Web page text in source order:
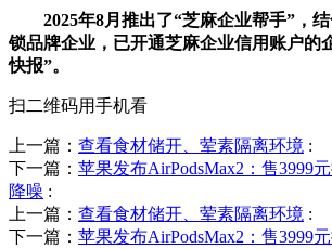
2025年8月推出了“芝麻企业帮手”，结
锁品牌企业，已开通芝麻企业信用账户的
快报”。
扫二维码用手机看
上一篇： 查看食材储开、荤素隔离环境 :
下一篇： 苹果发布AirPodsMax2：售3999
降噪 :
上一篇： 查看食材储开、荤素隔离环境 :
下一篇： 苹果发布AirPodsMax2：售3999